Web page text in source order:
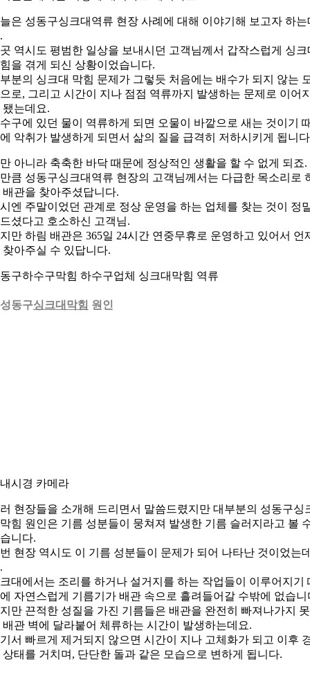
은 성동구싱크대역류 현장 사례에 대해 이야기해 보고자 하는
역시도 평범한 일상을 보내시던 고객님께서 갑작스럽게 싱크
을 겪게 되신 상황이었습니다.
분의 싱크대 막힘 문제가 그렇듯 처음에는 배수가 되지 않는
로, 그리고 시간이 지나 점점 역류까지 발생하는 문제로 이어
됐는데요.
구에 있던 물이 역류하게 되면 오물이 바깥으로 새는 것이기
악취가 발생하게 되면서 삶의 질을 급격히 저하시키게 됩니
아니라 축축한 바닥 때문에 정상적인 생활을 할 수 없게 되죠.
큼 성동구싱크대역류 현장의 고객님께서는 다급한 목소리로
배관을 찾아주셨답니다.
엔 주말이었던 관계로 정상 운영을 하는 업체를 찾는 것이 정
셨다고 호소하신 고객님.
만 하림 배관은 365일 24시간 연중무휴로 운영하고 있어서 언
찾아주실 수 있답니다.
구하수구막힘 하수구업체 싱크대막힘 역류
동구싱크대막힘 원인
시경 카메라
현장들을 소개해 드리면서 말씀드렸지만 대부분의 성동구싱
힘 원인은 기름 성분들이 뭉쳐져 발생한 기름 슬러지라고 볼
니다.
현장 역시도 이 기름 성분들이 문제가 되어 나타난 것이었는
대에서는 조리를 하거나 설거지를 하는 작업들이 이루어지기
자연스럽게 기름기가 배관 속으로 흘려들어갈 수밖에 없습니
만 끈적한 성질을 가진 기름들은 배관을 완전히 빠져나가지
배관 벽에 달라붙어 체류하는 시간이 발생하는데요.
서 빠르게 제거되지 않으면 시간이 지나 고체화가 되고 이후
상태를 거치며, 단단한 돌과 같은 모습으로 변하게 됩니다.